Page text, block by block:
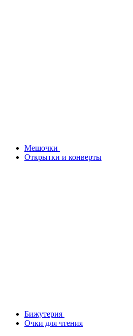
Мешочки
Открытки и конверты
Бижутерия
Очки для чтения